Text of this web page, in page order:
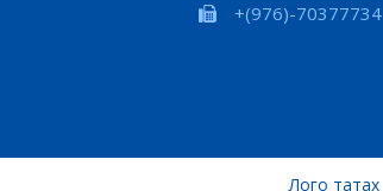
+(976)-70377734
Лого татах